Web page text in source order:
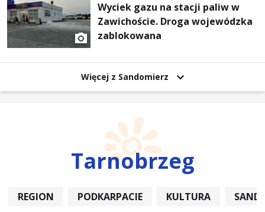
Wyciek gazu na stacji paliw w
Zawichoście. Droga wojewódzka
zablokowana
Więcej z Sandomierz
Tarnobrzeg
REGION PODKARPACIE KULTURA